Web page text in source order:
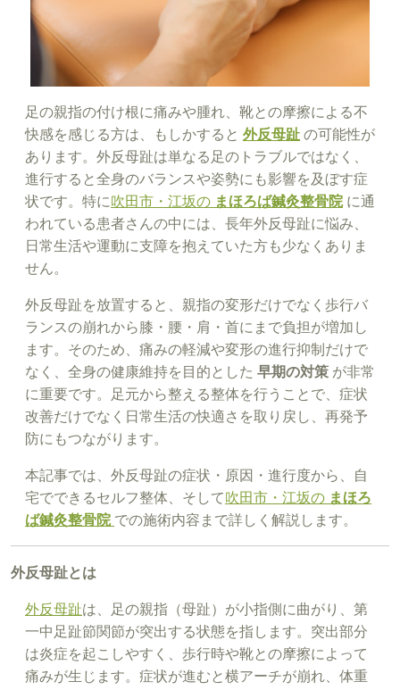
足の親指の付け根に痛みや腫れ、靴との摩擦による不
快感を感じる方は、もしかすると 外反母趾 の可能性が
あります。外反母趾は単なる足のトラブルではなく、
進行すると全身のバランスや姿勢にも影響を及ぼす症
状です。特に吹田市・江坂の まほろば鍼灸整骨院に通
われている患者さんの中には、長年外反母趾に悩み、
日常生活や運動に支障を抱えていた方も少なくありま
せん。
外反母趾を放置すると、親指の変形だけでなく歩行バ
ランスの崩れから膝・腰・肩・首にまで負担が増加し
ます。そのため、痛みの軽減や変形の進行抑制だけで
なく、全身の健康維持を目的とした 早期の対策 が非常
に重要です。足元から整える整体を行うことで、症状
改善だけでなく日常生活の快適さを取り戻し、再発予
防にもつながります。
本記事では、外反母趾の症状・原因・進行度から、自
宅でできるセルフ整体、そして 吹田市・江坂の まほろ
ば鍼灸整骨院 での施術内容まで詳しく解説します。
外反母趾とは
外反母趾は、足の親指（母趾）が小指側に曲がり、第
一中足趾節関節が突出する状態を指します。突出部分
は炎症を起こしやすく、歩行時や靴との摩擦によって
痛みが生じます。症状が進むと横アーチが崩れ、体重